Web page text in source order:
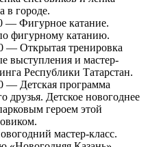
в городе.
— Фигурное катание.
фигурному катанию.
— Открытая тренировка
выступления и мастер-
Республики Татарстан.
— Детская программа
друзья. Детское новогоднее
героем этой
мастер-класс.